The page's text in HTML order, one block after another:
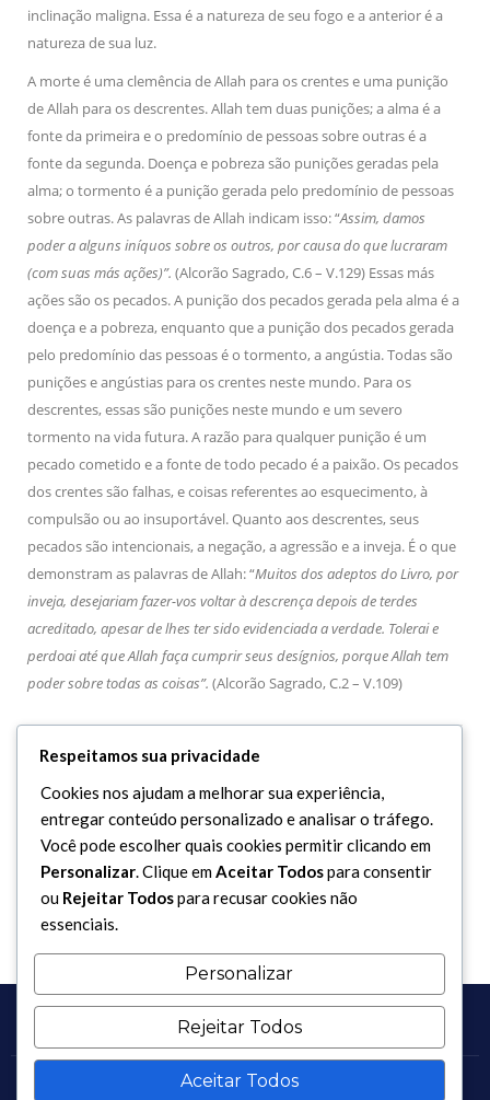
inclinação maligna. Essa é a natureza de seu fogo e a anterior é a
natureza de sua luz.
A morte é uma clemência de Allah para os crentes e uma punição
de Allah para os descrentes. Allah tem duas punições; a alma é a
fonte da primeira e o predomínio de pessoas sobre outras é a
fonte da segunda. Doença e pobreza são punições geradas pela
alma; o tormento é a punição gerada pelo predomínio de pessoas
sobre outras. As palavras de Allah indicam isso: “Assim, damos
poder a alguns iníquos sobre os outros, por causa do que lucraram
(com suas más ações)”. (Alcorão Sagrado, C.6 – V.129) Essas más
ações são os pecados. A punição dos pecados gerada pela alma é a
doença e a pobreza, enquanto que a punição dos pecados gerada
pelo predomínio das pessoas é o tormento, a angústia. Todas são
punições e angústias para os crentes neste mundo. Para os
descrentes, essas são punições neste mundo e um severo
tormento na vida futura. A razão para qualquer punição é um
pecado cometido e a fonte de todo pecado é a paixão. Os pecados
dos crentes são falhas, e coisas referentes ao esquecimento, à
compulsão ou ao insuportável. Quanto aos descrentes, seus
pecados são intencionais, a negação, a agressão e a inveja. É o que
demonstram as palavras de Allah: “Muitos dos adeptos do Livro, por
inveja, desejariam fazer-vos voltar à descrença depois de terdes
acreditado, apesar de lhes ter sido evidenciada a verdade. Tolerai e
perdoai até que Allah faça cumprir seus desígnios, porque Allah tem
poder sobre todas as coisas”. (Alcorão Sagrado, C.2 – V.109)
8 Ao que parece essa afirmação foi distorcida ou redigida
erroneamente. O texto verdadeiro, retirado do Ilelush Sharaayi, é o
seguinte: “Os suportes são: a inteligência, e da inteligência quatro
coisas são extraídas: a esperteza, a compreensão, a preservação e o
conhecimento”.
Copyright 2017 - 2026 / Todos os direitos reservados.
Respeitamos sua privacidade
Cookies nos ajudam a melhorar sua experiência,
entregar conteúdo personalizado e analisar o tráfego.
Você pode escolher quais cookies permitir clicando em
Personalizar. Clique emAceitar Todospara consentir
ou Rejeitar Todospara recusar cookies não
essenciais.
Personalizar
Rejeitar Todos
Aceitar Todos